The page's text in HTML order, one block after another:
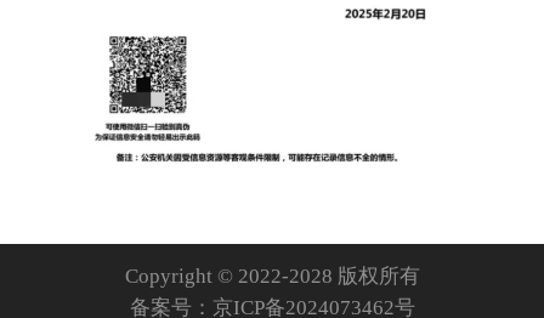
Copyright © 2022-2028 版权所有
备案号： 京ICP备2024073462号